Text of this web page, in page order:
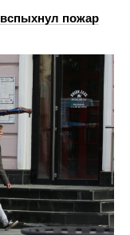
пожар